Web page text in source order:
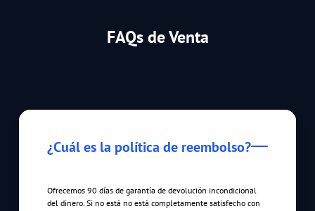
FAQs de Venta
¿Cuál es la política de reembolso?
Ofrecemos 90 días de garantía de devolución incondicional
del dinero. Si no está no está completamente satisfecho con